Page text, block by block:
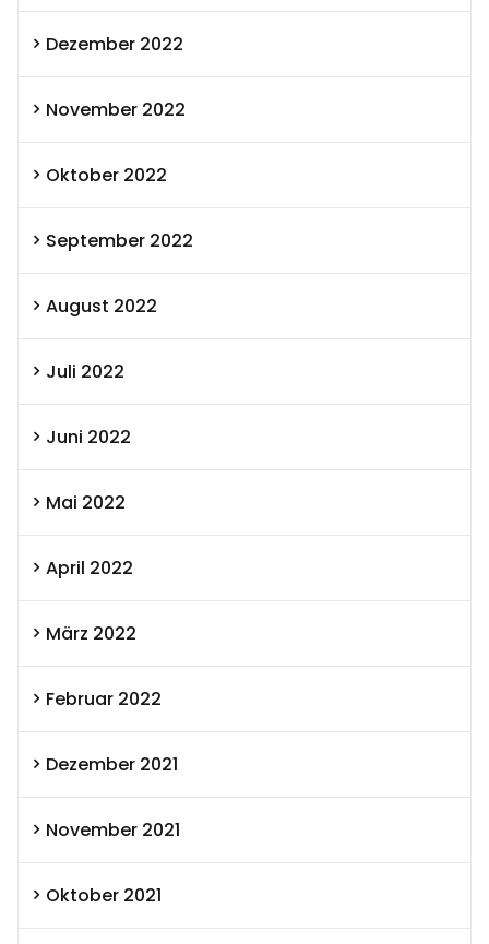
Dezember 2022
November 2022
Oktober 2022
September 2022
August 2022
Juli 2022
Juni 2022
Mai 2022
April 2022
März 2022
Februar 2022
Dezember 2021
November 2021
Oktober 2021